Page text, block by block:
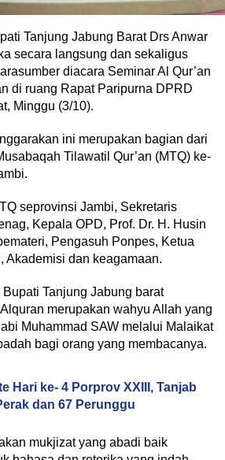
Tanjung Jabung Barat Drs Anwar
secara langsung dan sekaligus
diacara Seminar Al Qur’an
di ruang Rapat Paripurna DPRD
Minggu (3/10).
ini merupakan bagian dari
Tilawatil Qur’an (MTQ) ke-
seprovinsi Jambi, Sekretaris
Kepala OPD, Prof. Dr. H. Husin
Pengasuh Ponpes, Ketua
Akademisi dan keagamaan.
Tanjung Jabung barat
merupakan wahyu Allah yang
Muhammad SAW melalui Malaikat
bagi orang yang membacanya.
Hari ke- 4 Porprov XXIII, Tanjab
dan 67 Perunggu
mukjizat yang abadi baik